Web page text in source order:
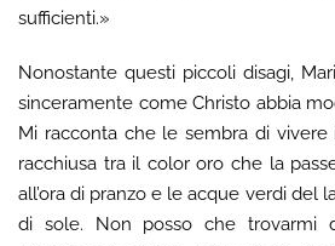
sufficienti.»
Nonostante questi piccoli disagi,
sinceramente come Christo abbia
Mi racconta che le sembra di vivere
racchiusa tra il color oro che la
all’ora di pranzo e le acque verdi del
di sole. Non posso che trovarmi